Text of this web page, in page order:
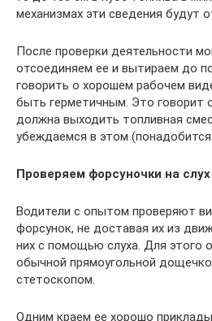
механизмах эти сведения будут
После проверки деятельности
отсоединяем ее и вытираем до
говорить о хорошем рабочем
быть герметичным. Это говорит
должна выходить топливная
убеждаемся в этом
Проверяем форсуночки на слух
Водители с опытом проверяют
форсунок, не доставая их из
них с помощью слуха. Для этого
обычной прямоугольной
стетоскопом.
Одним краем ее хорошо